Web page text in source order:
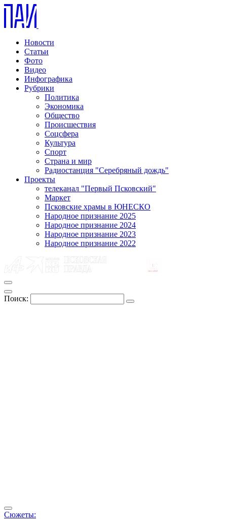
Новости
Статьи
Фото
Видео
Инфографика
Рубрики
Политика
Экономика
Общество
Происшествия
Соцсфера
Культура
Спорт
Страна и мир
Радиостанция "Серебряный дождь"
Проекты
телеканал "Первый Псковский"
Маркет
Псковские храмы в ЮНЕСКО
Народное признание 2025
Народное признание 2024
Народное признание 2023
Народное признание 2022
Поиск:
Сюжеты: